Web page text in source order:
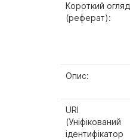
Короткий огляд
(реферат):
Опис:
URI
(Уніфікований
ідентифікатор